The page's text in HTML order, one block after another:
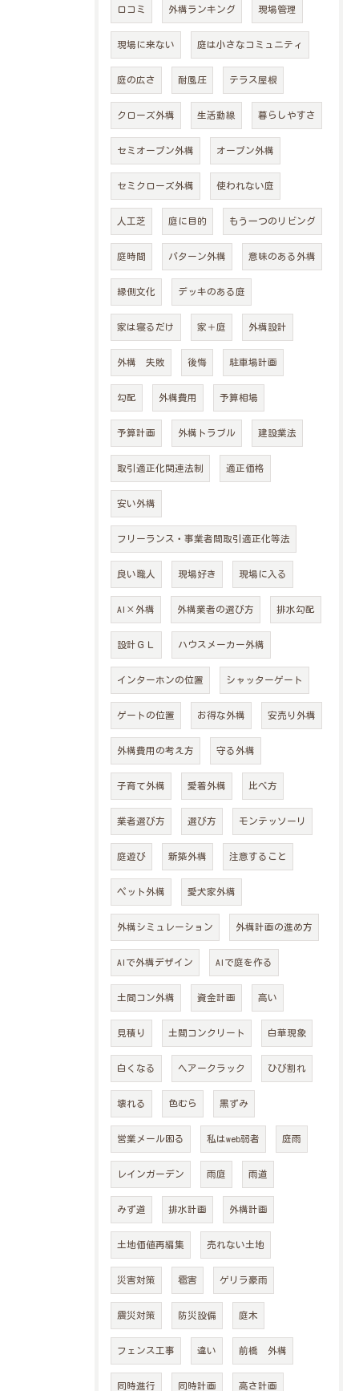
口コミ 外構ランキング 現場管理
現場に来ない 庭は小さなコミュニティ
庭の広さ 耐風圧 テラス屋根
クローズ外構 生活動線 暮らしやすさ
セミオープン外構 オープン外構
セミクローズ外構 使われない庭
人工芝 庭に目的 もう一つのリビング
庭時間 パターン外構 意味のある外構
縁側文化 デッキのある庭
家は寝るだけ 家＋庭 外構設計
外構 失敗 後悔 駐車場計画
勾配 外構費用 予算相場
予算計画 外構トラブル 建設業法
取引適正化関連法制 適正価格
安い外構
フリーランス・事業者間取引適正化等法
良い職人 現場好き 現場に入る
AI×外構 外構業者の選び方 排水勾配
設計ＧＬ ハウスメーカー外構
インターホンの位置 シャッターゲート
ゲートの位置 お得な外構 安売り外構
外構費用の考え方 守る外構
子育て外構 愛着外構 比べ方
業者選び方 選び方 モンテッソーリ
庭遊び 新築外構 注意すること
ペット外構 愛犬家外構
外構シミュレーション 外構計画の進め方
AIで外構デザイン AIで庭を作る
土間コン外構 資金計画 高い
見積り 土間コンクリート 白華現象
白くなる ヘアークラック ひび割れ
壊れる 色むら 黒ずみ
営業メール困る 私はweb弱者 庭雨
レインガーデン 雨庭 雨道
みず道 排水計画 外構計画
土地価値再編集 売れない土地
災害対策 雹害 ゲリラ豪雨
震災対策 防災設備 庭木
フェンス工事 違い 前橋 外構
同時進行 同時計画 高さ計画
メインサイトはこちら